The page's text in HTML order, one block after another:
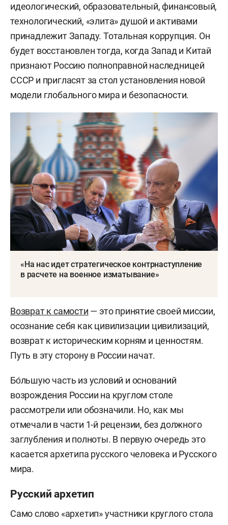
идеологический, образовательный, финансовый,
технологический, «элита» душой и активами
принадлежит Западу. Тотальная коррупция. Он
будет восстановлен тогда, когда Запад и Китай
признают Россию полноправной наследницей
СССР и пригласят за стол установления новой
модели глобального мира и безопасности.
«На нас идет стратегическое контрнаступление
в расчете на военное изматывание»
Возврат к самости — это принятие своей миссии,
осознание себя как цивилизации цивилизаций,
возврат к историческим корням и ценностям.
Путь в эту сторону в России начат.
Бо́льшую часть из условий и оснований
возрождения России на круглом столе
рассмотрели или обозначили. Но, как мы
отмечали в части 1-й рецензии, без должного
заглубления и полноты. В первую очередь это
касается архетипа русского человека и Русского
мира.
Русский архетип
Само слово «архетип» участники круглого стола